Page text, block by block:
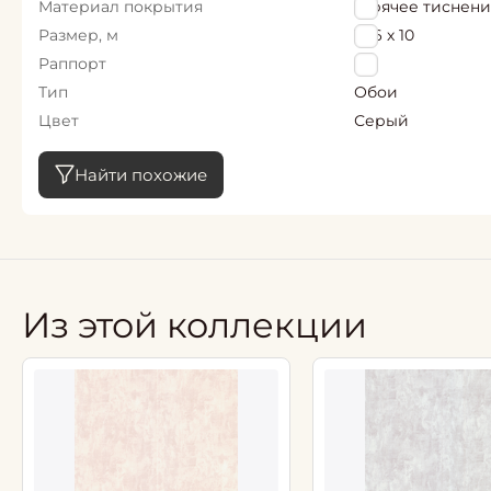
Материал покрытия
Горячее
Размер, м
1,06 х 10
Раппорт
0
Тип
Обои
Цвет
Серый
Найти похожие
Из этой коллекции